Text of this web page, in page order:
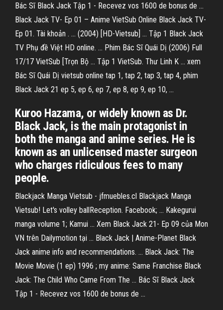
Bác Sĩ Black Jack Tập 1 - Recevez vos 1600 de bonus de ...
Black Jack TV- Ep 01 – Anime VietSub Online Black Jack TV-
Ep 01. Tài khoản . ... (2004) [HD-Vietsub] … Tập 1 Black Jack
TV Phụ đề Việt HD online. … Phim Bác Sĩ Quái Dị (2006) Full
17/17 VietSub [Trọn Bộ ... Tập 1 VietSub. Thư Linh K ... xem
Bác Sĩ Quái Dị vietsub online tap 1, tap 2, tap 3, tap 4, phim
Black Jack 21 ep 5, ep 6, ep 7, ep 8, ep 9, ep 10, ...
Kuroo Hazama, or widely known as Dr.
Black Jack, is the main protagonist in
both the manga and anime series. He is
known as an unlicensed master surgeon
who charges ridiculous fees to many
people.
Blackjack Manga Vietsub - jfmuebles.cl Blackjack Manga
Vietsub! Let's volley ballReception. Facebook; ... Kakegurui
manga volume 1; Kamui ... Xem Black Jack 21- Ep 09 của Mon
VN trên Dailymotion tại ... Black Jack | Anime-Planet Black
Jack anime info and recommendations. ... Black Jack: The
Movie Movie (1 ep) 1996 ; my anime: Same Franchise Black
Jack: The Child Who Came From The ... Bác Sĩ Black Jack
Tập 1 - Recevez vos 1600 de bonus de ...